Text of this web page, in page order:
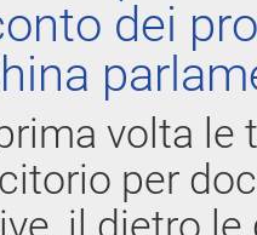
dei
volta le
per